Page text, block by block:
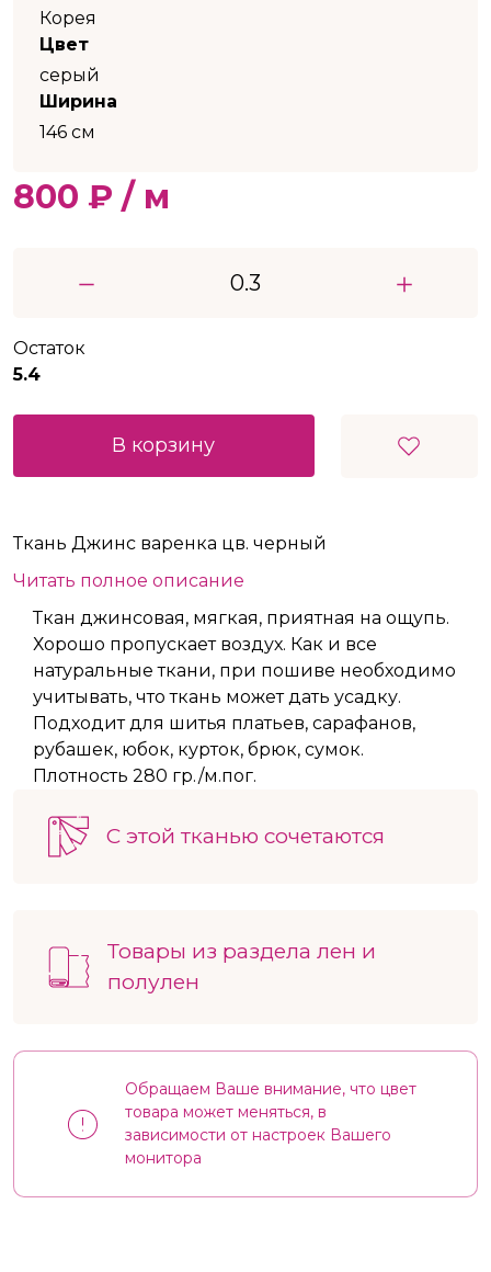
Корея
Цвет
серый
Ширина
146 см
800 ₽ / м
Остаток
5.4
В корзину
Ткань Джинс варенка цв. черный
Читать полное описание
Ткан джинсовая, мягкая, приятная на ощупь.
Хорошо пропускает воздух. Как и все
натуральные ткани, при пошиве необходимо
учитывать, что ткань может дать усадку.
Подходит для шитья платьев, сарафанов,
рубашек, юбок, курток, брюк, сумок.
Плотность 280 гр./м.пог.
С этой тканью сочетаются
Товары из раздела лен и
полулен
Обращаем Ваше внимание, что цвет
товара может меняться, в
зависимости от настроек Вашего
монитора